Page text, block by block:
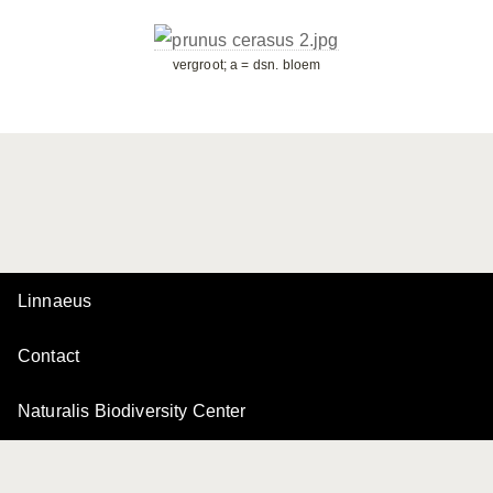
vergroot; a = dsn. bloem
Linnaeus
Contact
Naturalis Biodiversity Center